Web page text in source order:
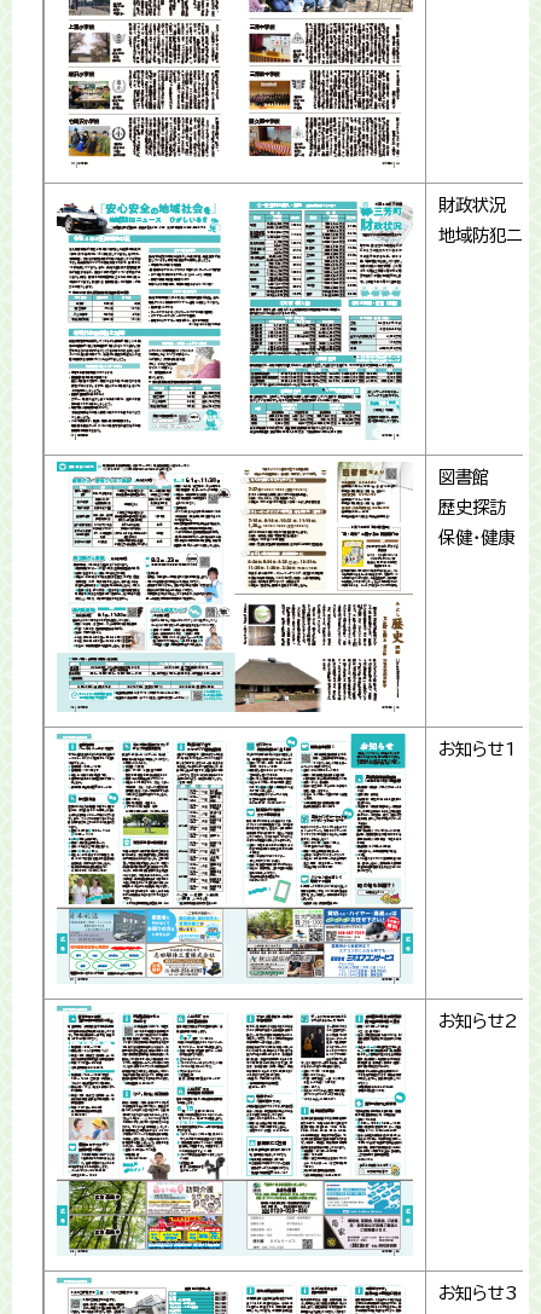
財政状況
地域防犯ニュ
図書館
歴史探訪
保健・健康
お知らせ1
お知らせ2
お知らせ3